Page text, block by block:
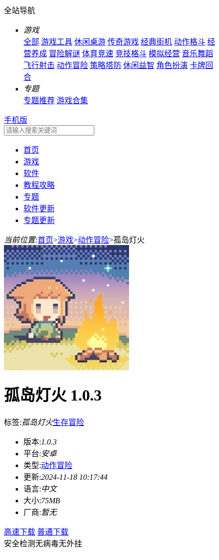
全站导航
游戏
全部 游戏工具 休闲桌游 传奇游戏 经典街机 动作格斗 经
营养成 冒险解谜 体育竞速 竞技格斗 模拟经营 音乐舞蹈
飞行射击 动作冒险 策略塔防 休闲益智 角色扮演 卡牌回
合
专题
专题推荐 游戏合集
手机版
首页
游戏
软件
教程攻略
专题
软件更新
专题更新
当前位置:首页>游戏>动作冒险>孤岛灯火
孤岛灯火 1.0.3
标签:孤岛灯火生存冒险
版本:1.0.3
平台:安卓
类型:动作冒险
更新:2024-11-18 10:17:44
语言:中文
大小:75MB
厂商:暂无
高速下载 普通下载
安全检测无病毒无外挂